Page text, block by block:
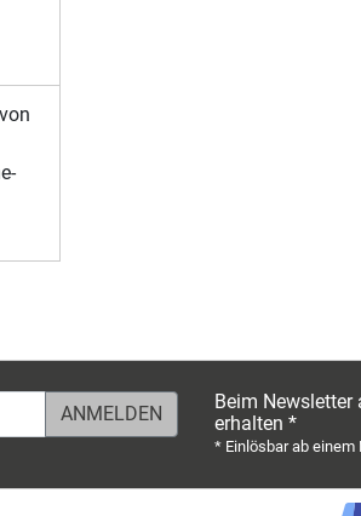
Beim Newsletter
erhalten *
* Einlösbar ab